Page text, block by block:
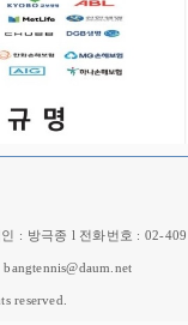
: 방극종 l 전화번호 : 02-409
bangtennis@daum.net
reserved.